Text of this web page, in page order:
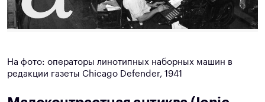
На фото: операторы линотипных наборных машин в
редакции газеты Chicago Defender, 1941